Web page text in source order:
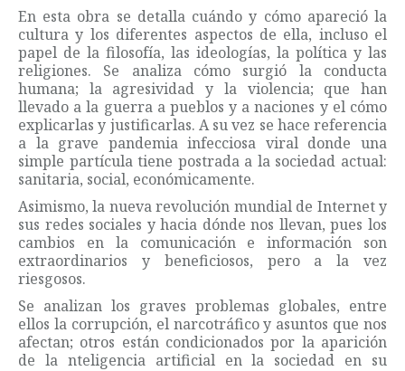
En esta obra se detalla cuándo y cómo apareció la
cultura y los diferentes aspectos de ella, incluso el
papel de la filosofía, las ideologías, la política y las
religiones. Se analiza cómo surgió la conducta
humana; la agresividad y la violencia; que han
llevado a la guerra a pueblos y a naciones y el cómo
explicarlas y justificarlas. A su vez se hace referencia
a la grave pandemia infecciosa viral donde una
simple partícula tiene postrada a la sociedad actual:
sanitaria, social, económicamente.
Asimismo, la nueva revolución mundial de Internet y
sus redes sociales y hacia dónde nos llevan, pues los
cambios en la comunicación e información son
extraordinarios y beneficiosos, pero a la vez
riesgosos.
Se analizan los graves problemas globales, entre
ellos la corrupción, el narcotráfico y asuntos que nos
afectan; otros están condicionados por la aparición
de la nteligencia artificial en la sociedad en su